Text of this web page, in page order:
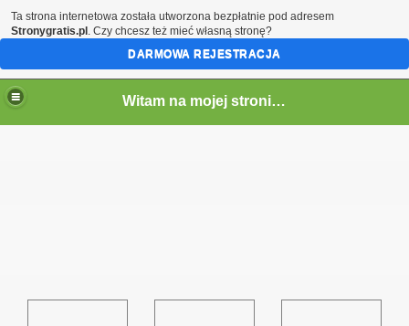
Witam na mojej stronie - Marcin SQ5LTA
Ta strona internetowa została utworzona bezpłatnie pod adresem
Stronygratis.pl . Czy chcesz też mieć własną stronę?
DARMOWA REJESTRACJA